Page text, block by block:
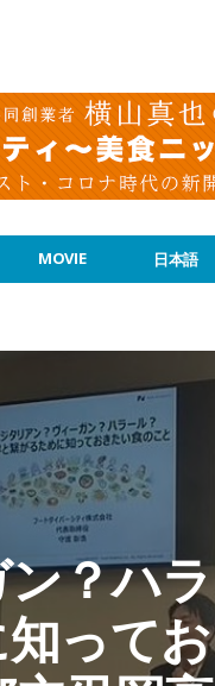
MOVIE 日本語
？ハラ
ってお